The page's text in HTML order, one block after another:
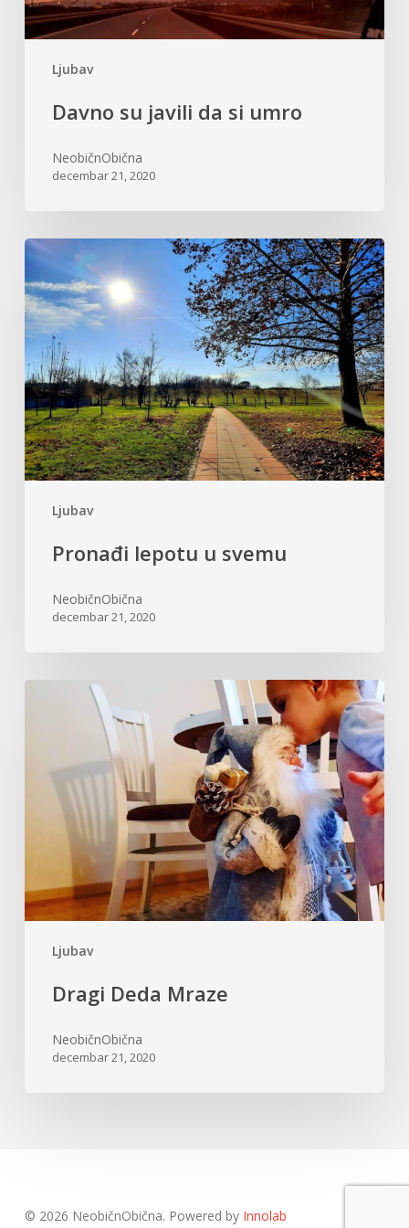
Ljubav
Davno su javili da si umro
NeobičnObična
decembar 21, 2020
Ljubav
Pronađi
u
svemu
Pronađi lepotu u svemu
NeobičnObična
decembar 21, 2020
Ljubav
Dragi Deda Mraze
NeobičnObična
decembar 21, 2020
© 2026 NeobičnObična. Powered by Innolab